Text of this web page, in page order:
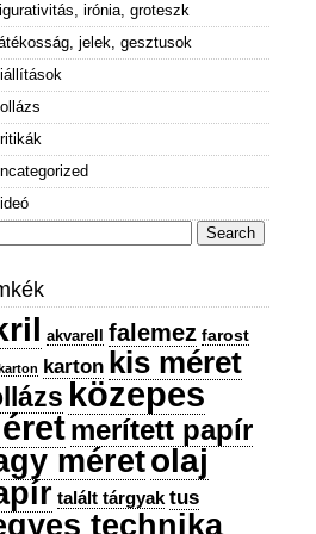
irónia, groteszk
jelek, gesztusok
akvarell falemez farost
karton kis méret
közepes
merített papír
méretolaj
talált tárgyak tus
technika